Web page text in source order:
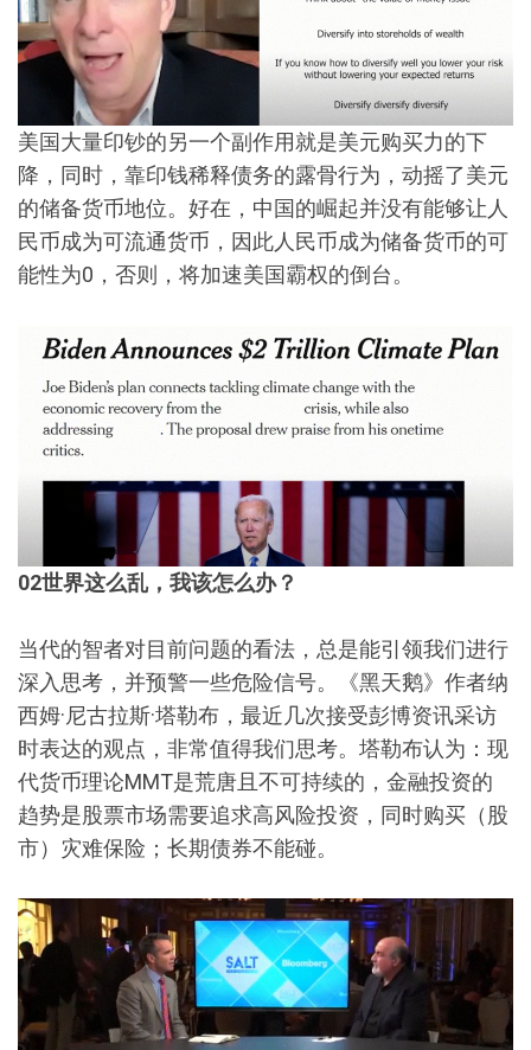
美国大量印钞的另一个副作用就是美元购买力的下
降，同时，靠印钱稀释债务的露骨行为，动摇了美元
的储备货币地位。好在，中国的崛起并没有能够让人
民币成为可流通货币，因此人民币成为储备货币的可
能性为0，否则，将加速美国霸权的倒台。
02世界这么乱，我该怎么办？
当代的智者对目前问题的看法，总是能引领我们进行
深入思考，并预警一些危险信号。《黑天鹅》作者纳
西姆·尼古拉斯·塔勒布，最近几次接受彭博资讯采访
时表达的观点，非常值得我们思考。塔勒布认为：现
代货币理论MMT是荒唐且不可持续的，金融投资的
趋势是股票市场需要追求高风险投资，同时购买（股
市）灾难保险；长期债券不能碰。